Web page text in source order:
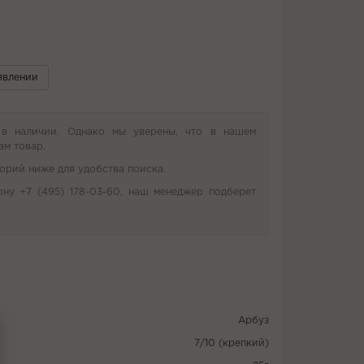
в наличии. Однако мы уверены, что в нашем
товар.
ниже для удобства поиска.
+7 (495) 178-03-60, наш менеджер подберет
Арбуз
7/10 (крепкий)